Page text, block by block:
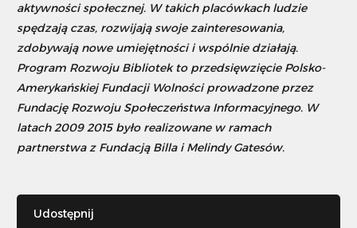
aktywności społecznej. W takich placówkach ludzie
spędzają czas, rozwijają swoje zainteresowania,
zdobywają nowe umiejętności i wspólnie działają.
Program Rozwoju Bibliotek to przedsięwzięcie Polsko-
Amerykańskiej Fundacji Wolności prowadzone przez
Fundację Rozwoju Społeczeństwa Informacyjnego. W
latach 2009 2015 było realizowane w ramach
partnerstwa z Fundacją Billa i Melindy Gatesów.
Udostępnij